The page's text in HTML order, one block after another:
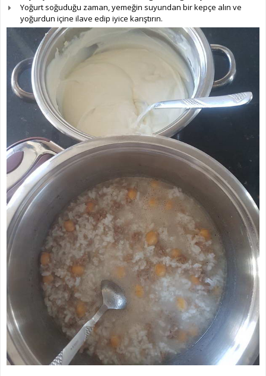
Yoğurt soğuduğu zaman, yemeğin suyundan bir kepçe alın ve
yoğurdun içine ilave edip iyice karıştırın.